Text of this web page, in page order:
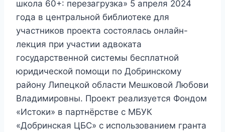
школа 60+: перезагрузка» 5 апреля 2024
года в центральной библиотеке для
участников проекта состоялась онлайн-
лекция при участии адвоката
государственной системы бесплатной
юридической помощи по Добринскому
району Липецкой области Мешковой Любови
Владимировны. Проект реализуется Фондом
«Истоки» в партнёрстве с МБУК
«Добринская ЦБС» с использованием гранта